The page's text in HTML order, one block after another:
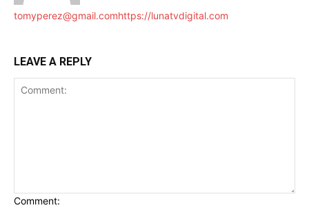
tomyperez@gmail.comhttps://lunatvdigital.com
LEAVE A REPLY
Comment: